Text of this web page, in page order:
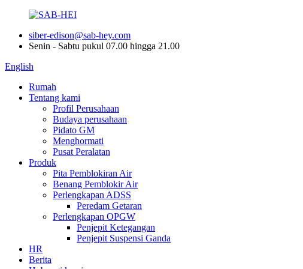
siber-edison@sab-hey.com
Senin - Sabtu pukul 07.00 hingga 21.00
English
Rumah
Tentang kami
Profil Perusahaan
Budaya perusahaan
Pidato GM
Menghormati
Pusat Peralatan
Produk
Pita Pemblokiran Air
Benang Pemblokir Air
Perlengkapan ADSS
Peredam Getaran
Perlengkapan OPGW
Penjepit Ketegangan
Penjepit Suspensi Ganda
HR
Berita